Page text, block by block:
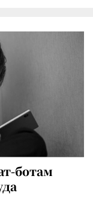
ботам